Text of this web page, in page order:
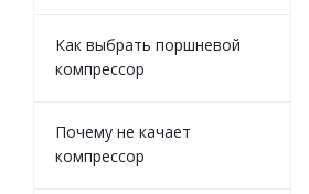
Как выбрать поршневой
компрессор
Почему не качает
компрессор